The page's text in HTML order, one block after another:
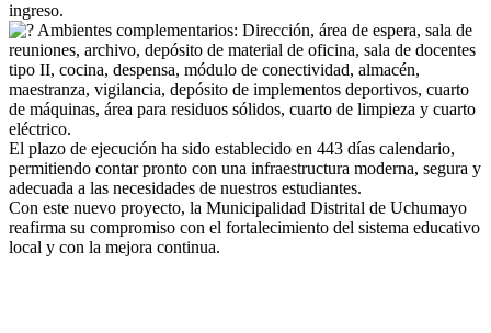
ingreso.
Ambientes complementarios: Dirección, área de espera, sala de
reuniones, archivo, depósito de material de oficina, sala de docentes
tipo II, cocina, despensa, módulo de conectividad, almacén,
maestranza, vigilancia, depósito de implementos deportivos, cuarto
de máquinas, área para residuos sólidos, cuarto de limpieza y cuarto
eléctrico.
El plazo de ejecución ha sido establecido en 443 días calendario,
permitiendo contar pronto con una infraestructura moderna, segura y
adecuada a las necesidades de nuestros estudiantes.
Con este nuevo proyecto, la Municipalidad Distrital de Uchumayo
reafirma su compromiso con el fortalecimiento del sistema educativo
local y con la mejora continua.